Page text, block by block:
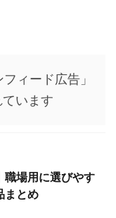
ィード広告」
います
職場用に選びやす
まとめ